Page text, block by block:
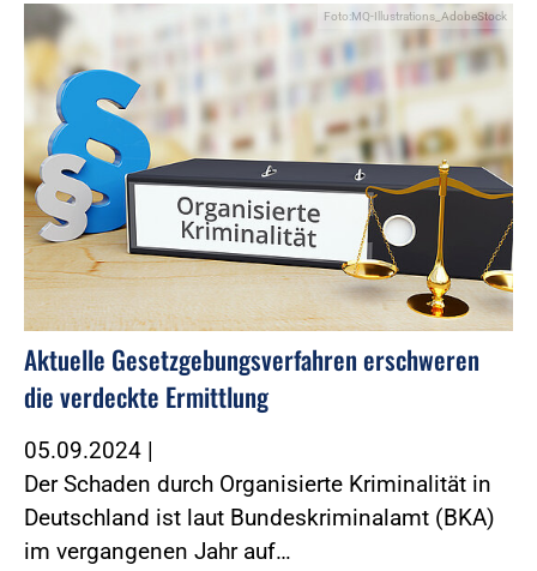
Foto:MQ-Illustrations_AdobeStock
Aktuelle Gesetzgebungsverfahren erschweren
die verdeckte Ermittlung
05.09.2024 |
Der Schaden durch Organisierte Kriminalität in
Deutschland ist laut Bundeskriminalamt (BKA)
im vergangenen Jahr auf…